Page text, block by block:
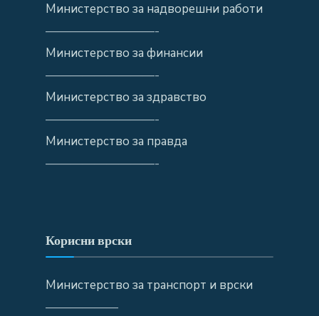
Министерство за надворешни работи
—————————-
Министерство за финансии
—————————-
Министерство за здравство
—————————-
Министерство за правда
—————————-
Корисни врски
Министерство за транспорт и врски
——————